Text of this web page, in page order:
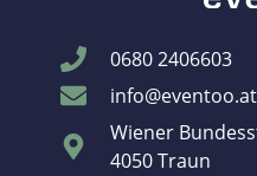
0680 2406603
info@eventoo.at
Wiener
4050 Traun